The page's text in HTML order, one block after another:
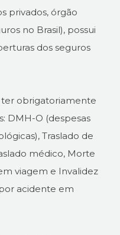
privados, órgão
no Brasil), possui
dos seguros
ter obrigatoriamente
DMH-O (despesas
Traslado de
médico, Morte
viagem e Invalidez
acidente em